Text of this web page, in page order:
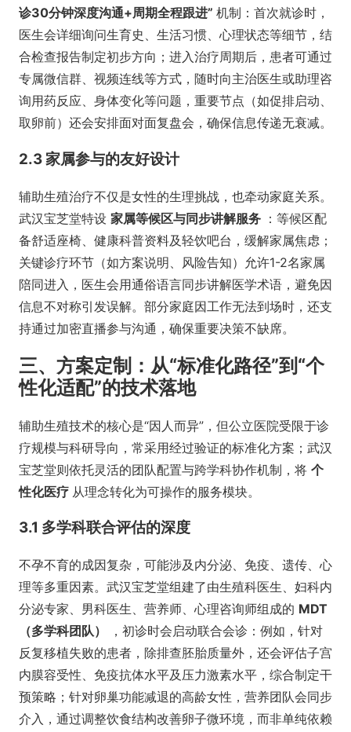
诊30分钟深度沟通+周期全程跟进” 机制：首次就诊时，
医生会详细询问生育史、生活习惯、心理状态等细节，结
合检查报告制定初步方向；进入治疗周期后，患者可通过
专属微信群、视频连线等方式，随时向主治医生或助理咨
询用药反应、身体变化等问题，重要节点（如促排启动、
取卵前）还会安排面对面复盘会，确保信息传递无衰减。
2.3 家属参与的友好设计
辅助生殖治疗不仅是女性的生理挑战，也牵动家庭关系。
武汉宝芝堂特设 家属等候区与同步讲解服务 ：等候区配
备舒适座椅、健康科普资料及轻饮吧台，缓解家属焦虑；
关键诊疗环节（如方案说明、风险告知）允许1-2名家属
陪同进入，医生会用通俗语言同步讲解医学术语，避免因
信息不对称引发误解。部分家庭因工作无法到场时，还支
持通过加密直播参与沟通，确保重要决策不缺席。
三、方案定制：从“标准化路径”到“个
性化适配”的技术落地
辅助生殖技术的核心是“因人而异”，但公立医院受限于诊
疗规模与科研导向，常采用经过验证的标准化方案；武汉
宝芝堂则依托灵活的团队配置与跨学科协作机制，将 个
性化医疗 从理念转化为可操作的服务模块。
3.1 多学科联合评估的深度
不孕不育的成因复杂，可能涉及内分泌、免疫、遗传、心
理等多重因素。武汉宝芝堂组建了由生殖科医生、妇科内
分泌专家、男科医生、营养师、心理咨询师组成的 MDT
（多学科团队）
，初诊时会启动联合会诊：例如，针对
反复移植失败的患者，除排查胚胎质量外，还会评估子宫
内膜容受性、免疫抗体水平及压力激素水平，综合制定干
预策略；针对卵巢功能减退的高龄女性，营养团队会同步
介入，通过调整饮食结构改善卵子微环境，而非单纯依赖